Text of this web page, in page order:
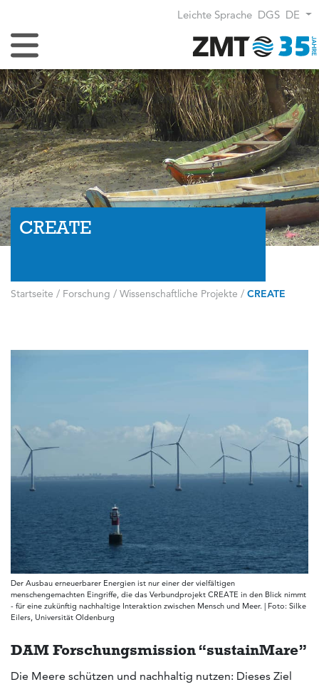
Leichte Sprache DGS DE
Navigation umschalten
CREATE
Startseite / Forschung / Wissenschaftliche Projekte / CREATE
Der Ausbau erneuerbarer Energien ist nur einer der vielfältigen
menschengemachten Eingriffe, die das Verbundprojekt CREATE in den Blick nimmt
- für eine zukünftig nachhaltige Interaktion zwischen Mensch und Meer. | Foto: Silke
Eilers, Universität Oldenburg
DAM Forschungsmission “sustainMare”
Die Meere schützen und nachhaltig nutzen: Dieses Ziel